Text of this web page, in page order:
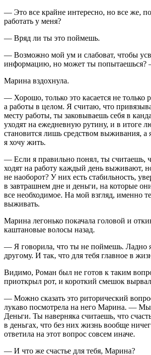
— Это все крайне интересно, но все же,
работать у меня?
— Вряд ли ты это поймешь.
— Возможно мой ум и слабоват, чтобы
информацию, но может ты попытаешься?
Марина вздохнула.
— Хорошо, только это касается не только
а работы в целом. Я считаю, что
месту работы, ты заковываешь себя в
уходят на ежедневную рутину, и в итоге
становится лишь средством выживания, а
я хочу жить.
— Если я правильно понял, ты считаешь,
ходят на работу каждый день выживают,
не наоборот? У них есть стабильность,
в завтрашнем дне и деньги, на которые
все необходимое. На мой взгляд, именно
выживать.
Марина легонько покачала головой и
каштановые волосы назад.
— Я говорила, что ты не поймешь. Ладно
другому. И так, что для тебя главное в
Видимо, Роман был не готов к таким
приоткрыл рот, и короткий смешок
— Можно сказать это риторический
лукаво посмотрела на него Марина. — Мы
Деньги. Ты наверняка считаешь, что
в деньгах, что без них жизнь вообще
ответила на этот вопрос совсем иначе.
— И что же счастье для тебя, Марина?